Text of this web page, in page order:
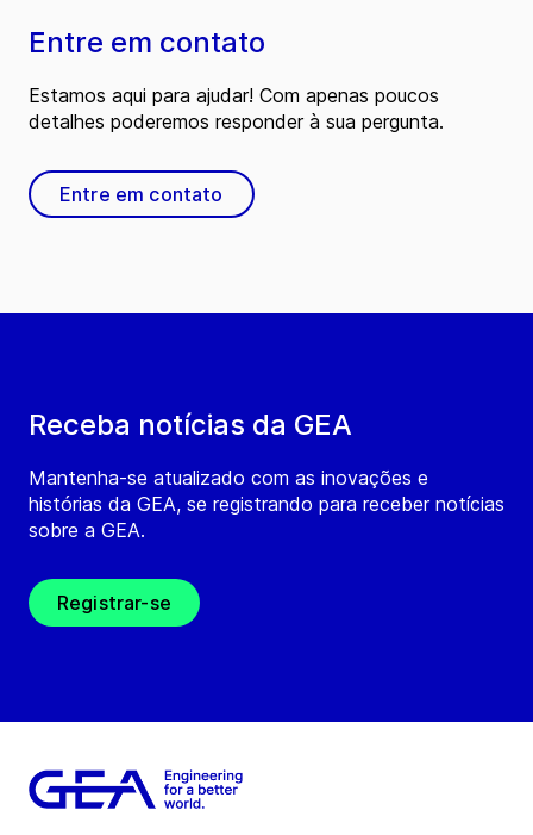
Receba notícias da GEA
Mantenha-se atualizado com as inovações e
histórias da GEA, se registrando para receber notícias
sobre a GEA.
Registrar-se
Entre em contato
Estamos aqui para ajudar! Com apenas poucos
detalhes poderemos responder à sua pergunta.
Entre em contato